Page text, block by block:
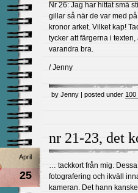
Nr 26: Jag har hittat små
gillar så när de var med
kronor arket. Vilket kap!
tycker att färgerna i
varandra bra.
/ Jenny
by Jenny | posted under 100
nr 21-23, det
April
25
… tackkort från mig.
fotografering och ikväll
kameran. Det hann